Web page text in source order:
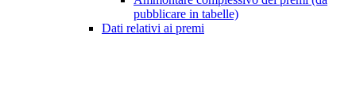
pubblicare in tabelle)
Dati relativi ai premi